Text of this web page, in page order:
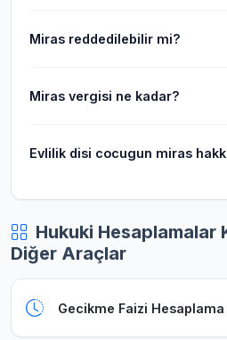
Miras reddedilebilir mi?
Miras vergisi ne kadar?
Evlilik disi cocugun miras
Hukuki Hesaplamalar
Diğer Araçlar
Gecikme Faizi Hesaplama